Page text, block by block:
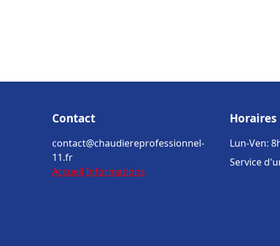
Contact
contact@chaudiereprofessionnel-
11.fr
Accueil Informations
Horaires
Lun-Ven:
Service